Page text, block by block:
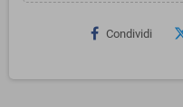
Condividi